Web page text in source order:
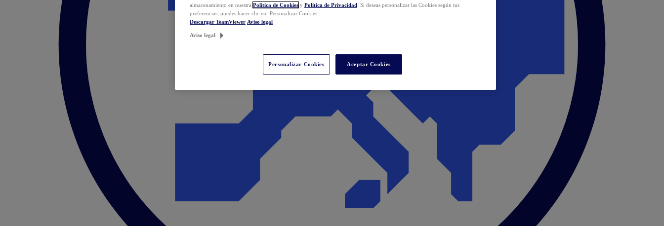
almacenamiento en nuestra Política de Cookies y Política de Privacidad . Si deseas personalizar las Cookies según tus
preferencias, puedes hacer clic en ¨Personalizar Cookies¨.
Descargar TeamViewer Aviso legal
Aviso legal
Personalizar Cookies Aceptar Cookies